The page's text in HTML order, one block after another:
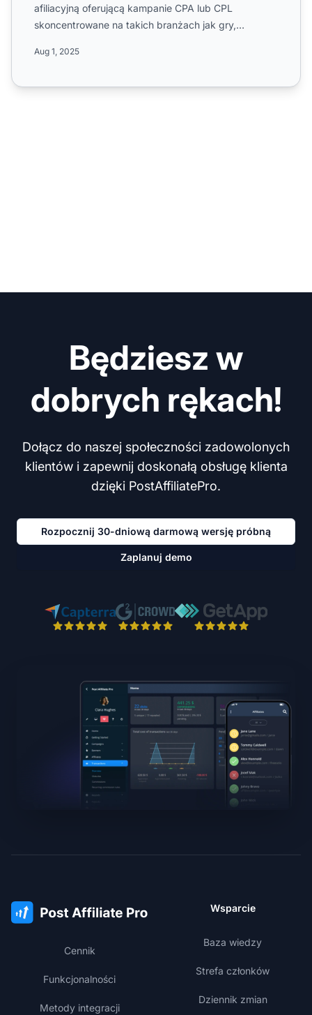
afiliacyjną oferującą kampanie CPA lub CPL
skoncentrowane na takich branżach jak gry,
Aug 1, 2025
Będziesz w
dobrych rękach!
Dołącz do naszej społeczności zadowolonych
klientów i zapewnij doskonałą obsługę klienta
dzięki PostAffiliatePro.
Rozpocznij 30-dniową darmową wersję próbną
Zaplanuj demo
Cennik
Funkcjonalności
Metody integracji
Wsparcie
Baza wiedzy
Strefa członków
Dziennik zmian